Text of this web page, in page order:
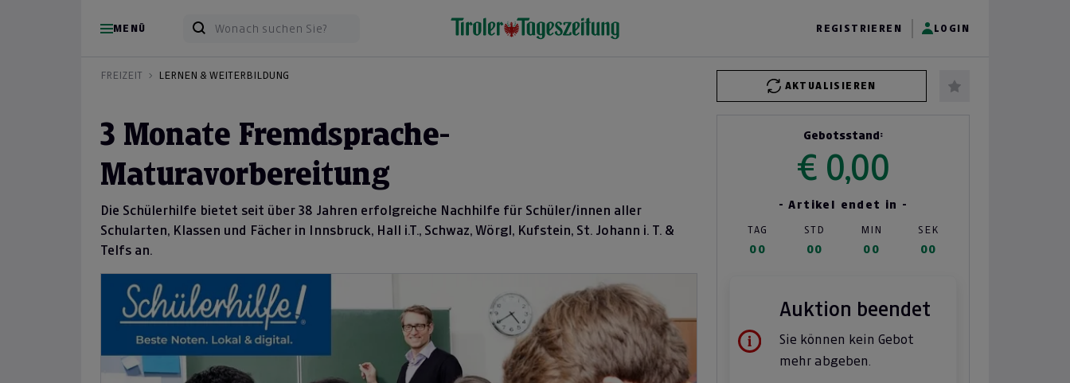
MENÜ REGISTRIEREN LOGIN
FREIZEIT
LERNEN & WEITERBILDUNG
AKTUALISIEREN
3 Monate Fremdsprache-
Maturavorbereitung
Die Schülerhilfe bietet seit über 38 Jahren erfolgreiche Nachhilfe für Schüler/innen aller
Schularten, Klassen und Fächer in Innsbruck, Hall i.T., Schwaz, Wörgl, Kufstein, St. Johann i. T. &
Telfs an.
Gebotsstand:
€ 0,00
- Artikel endet in -
TAG STD MIN SEK
00 00 00 00
Auktion beendet
Sie können kein Gebot
mehr abgeben.